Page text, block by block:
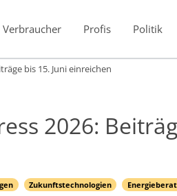
Verbraucher
Profis Politik
bis 15. Juni einreichen
2026:
Zukunftstechnologien